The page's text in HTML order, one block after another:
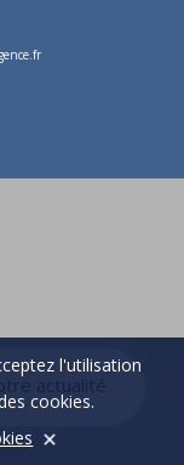
l'utilisation
cookies.